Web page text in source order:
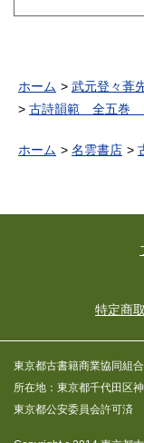
ホーム
武元登々葊
古詩韻範 全五巻
ホーム 名雲書店
特定商
東京都古書籍商業協同組合
所在地：東京都千代田区
東京都公安委員会許可